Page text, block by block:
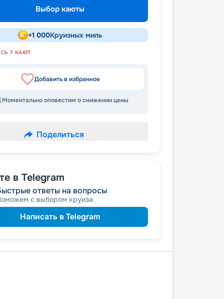
Выбор каюты
+1 000Круизных миль
7 КАЮТ
Добавить в избранное
Моментально оповестим о снижении цены
Поделиться
в Telegram
ответы на вопросы
с выбором круиза
Написать в Telegram